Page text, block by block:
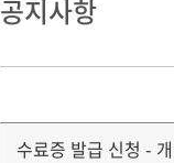
공지사항
수료증 발급 신청 -